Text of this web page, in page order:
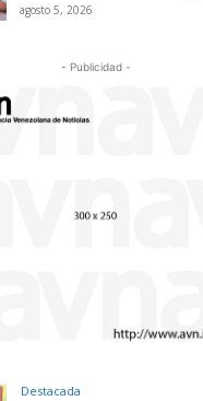
agosto 5, 2026
- Publicidad -
Destacada